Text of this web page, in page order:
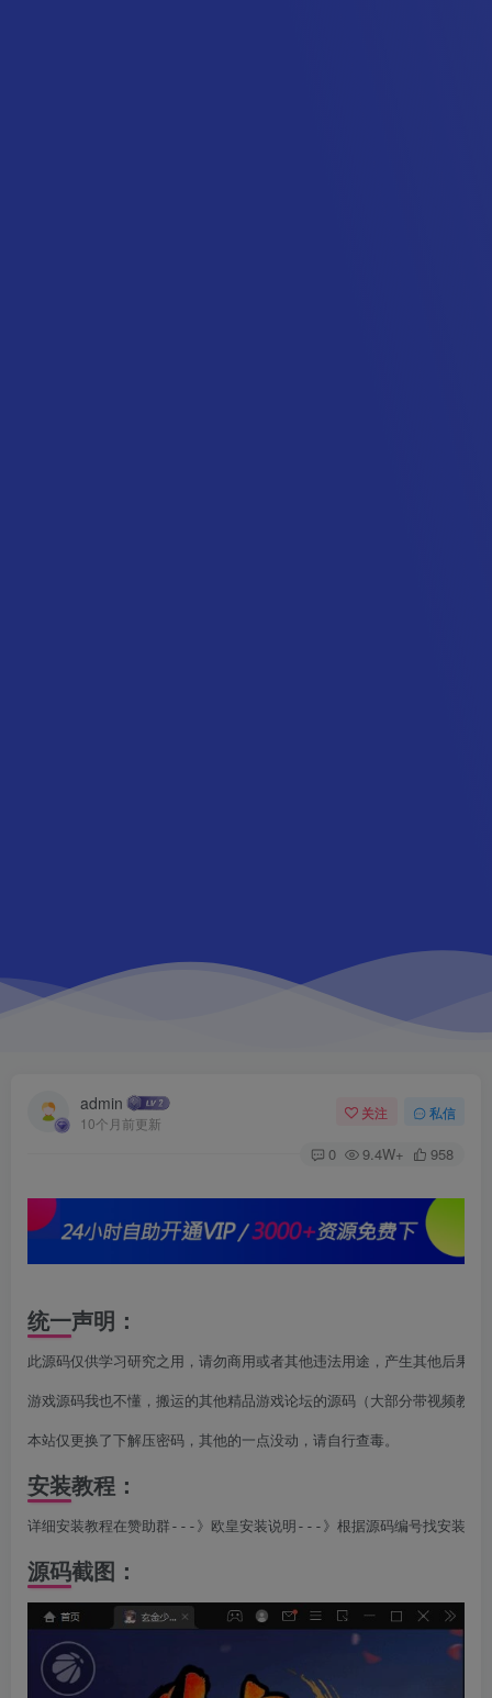
admin
10个月前更新
关注 私信
0 9.4W+ 958
统一声明：
此源码仅供学习研究之用，请勿商用或者其他违法用途，产生其他后果与
游戏源码我也不懂，搬运的其他精品游戏论坛的源码（大部分带视频教程
本站仅更换了下解压密码，其他的一点没动，请自行查毒。
安装教程：
详细安装教程在赞助群---》欧皇安装说明---》根据源码编号找安装说
源码截图：